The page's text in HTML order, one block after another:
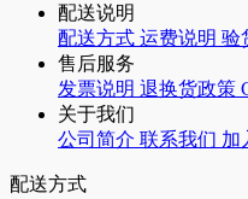
配送说明
配送方式 运费说明 验
售后服务
发票说明 退换货政策
关于我们
公司简介 联系我们 加
配送方式